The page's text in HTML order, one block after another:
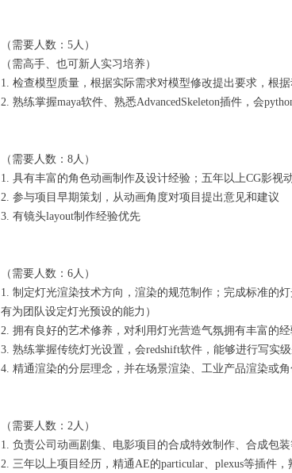
（需要人数：5人）
（需高手、也可新人实习培养）
1. 检查模型质量，根据实际需求对模型修改提出要求，根
2. 熟练掌握maya软件、熟悉AdvancedSkeleton插件，会
（需要人数：8人）
1. 具有丰富的角色动画制作及设计经验；五年以上CG影视
2. 参与项目早期策划，从动画角度对项目提出意见和建议
3. 有镜头layout制作经验优先
（需要人数：6人）
1. 制定灯光渲染技术方向，渲染的规范制作；完成标准的
有为团队设定灯光预设的能力）
2. 拥有良好的艺术修养，对利用灯光营造气氛拥有丰富的
3. 熟练掌握传统灯光设置，会redshift软件，能够进行写实
4. 精通渲染的分层理念，并在场景渲染、工业产品渲染或
（需要人数：2人）
1. 负责公司动画剧集、电影项目的合成特效制作、合成包
2. 三年以上项目经历，精通AE的particular、plexus等插件，